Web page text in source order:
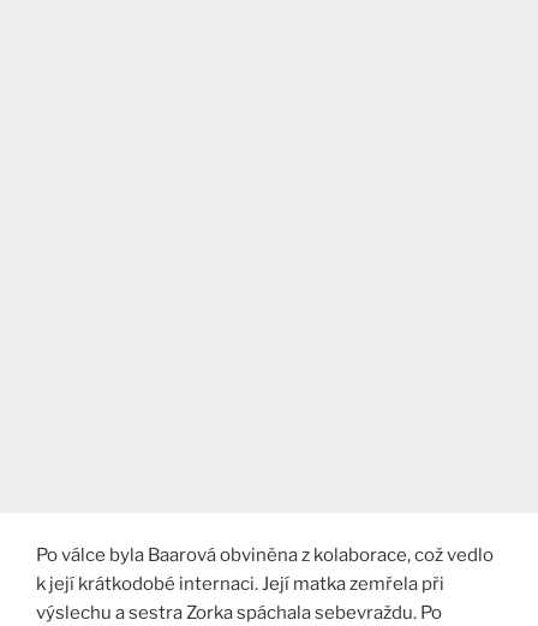
Po válce byla Baarová obviněna z kolaborace, což vedlo
k její krátkodobé internaci. Její matka zemřela při
výslechu a sestra Zorka spáchala sebevraždu. Po